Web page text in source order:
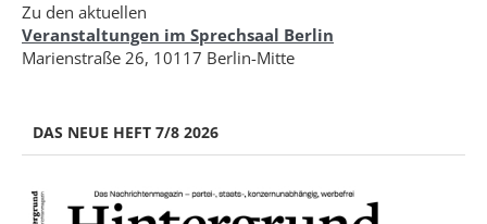
Zu den aktuellen
Veranstaltungen im Sprechsaal Berlin
Marienstraße 26, 10117 Berlin-Mitte
DAS NEUE HEFT 7/8 2026